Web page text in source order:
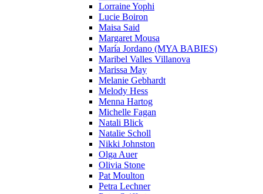
Lorraine Yophi
Lucie Boiron
Maisa Said
Margaret Mousa
María Jordano (MYA BABIES)
Maribel Valles Villanova
Marissa May
Melanie Gebhardt
Melody Hess
Menna Hartog
Michelle Fagan
Natali Blick
Natalie Scholl
Nikki Johnston
Olga Auer
Olivia Stone
Pat Moulton
Petra Lechner